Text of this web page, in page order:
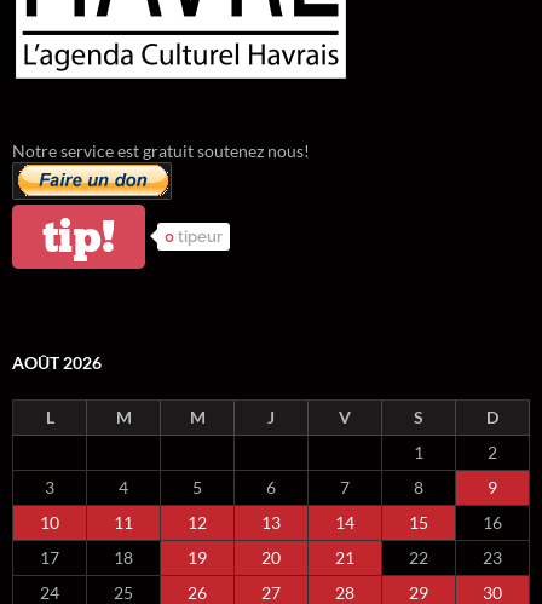
Notre service est gratuit soutenez nous!
tip! 0 tipeur
AOÛT 2026
L M M J V S
D
1
2
3
4 5 6 7 8
9
10
11 12 13 14 15
16
17
18 19 20 21 22
23
24
25 26 27 28 29
30